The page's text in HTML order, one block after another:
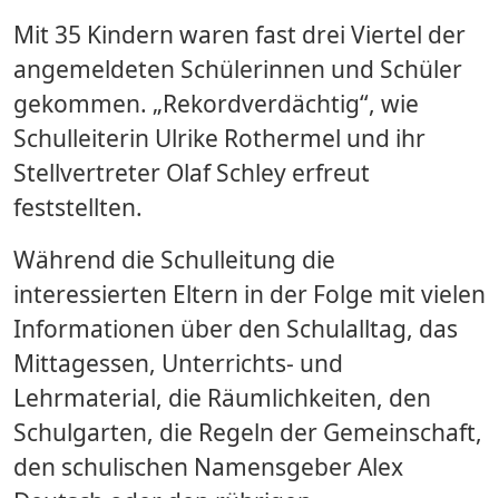
Mit 35 Kindern waren fast drei Viertel der
angemeldeten Schülerinnen und Schüler
gekommen. „Rekordverdächtig“, wie
Schulleiterin Ulrike Rothermel und ihr
Stellvertreter Olaf Schley erfreut
feststellten.
Während die Schulleitung die
interessierten Eltern in der Folge mit vielen
Informationen über den Schulalltag, das
Mittagessen, Unterrichts- und
Lehrmaterial, die Räumlichkeiten, den
Schulgarten, die Regeln der Gemeinschaft,
den schulischen Namensgeber Alex